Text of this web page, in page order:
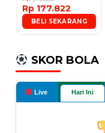
Rp 177.822
BELI SEKARANG
SKOR BOLA
Live Hari Ini